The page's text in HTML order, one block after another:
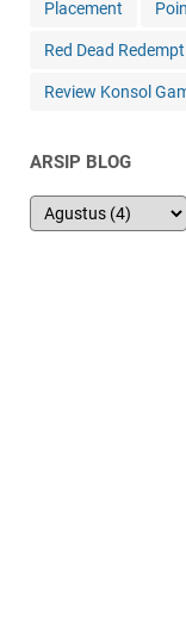
Placement
Red Dead
Review Konsol
ARSIP BLOG